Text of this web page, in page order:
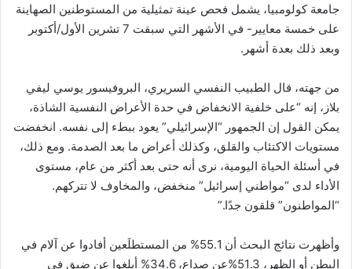
جامعة كولومبيا، يشمل فحص عينة تمثيلية من المستوطنين الصهاينة
على خمسة معايير- في الأشهر التي سبقت 7 تشرين الأول/أكتوبر
وبعد ذلك بعدة أشهر.
من جهته، قال الطبيب النفسي السريري، البروفيسور يوسي ليفي
بلاز، إنه “على خلفية الانخفاض في حدة الأعراض النفسية الشاذة،
يمكن القول إن الجمهور “الإسرائيلي” يعود ببطء إلى نفسه. انخفضت
مستويات الاكتئاب والقلق، وكذلك أعراض ما بعد الصدمة. ومع ذلك،
في أسئلة الحياة اليومية، نرى أنه حتى بعد أكثر من عام، مستوى
الأداء لدى “مواطني إسرائيل” منخفض، والمخاوف لا تتركهم.
“المواطنون” قلقون جدًا.”
وأظهرت نتائج البحث أن 55.1% من المستطلَعين أفادوا عن آلام في
البطن أو الظهر، 51.3%عن صداع، 34.6% أبلغوا عن ضيق في